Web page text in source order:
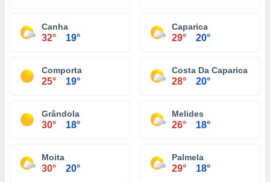
Canha
32° 19°
Caparica
29° 20°
Comporta
25° 19°
Costa Da Caparica
28° 20°
Grândola
30° 18°
Melides
26° 18°
Moita
30° 20°
Palmela
29° 18°